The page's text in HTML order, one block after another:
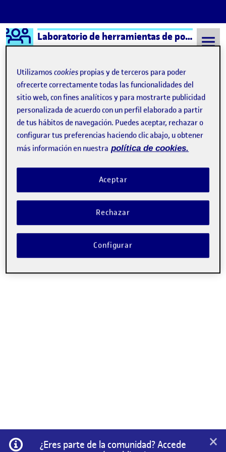
Saltar al contenido
Logo Ágora Laboratorio de herramientas de portafolios aula 6
Semestre 20221 - Aula 6 Andrea Nerea Santacruz Salazar
Andrea Nerea Santacruz
Salazar
Andrea Nerea Santacruz Salazar
Esta es una pequeña anécdota en relación al arte que me sucedió
hace poco: https://vm.tiktok.com/ZMF6KhvBc/ Actividad 6)
Insertar, subir, incorporar o incrustar vídeos a Folio: ¿cómo
hacerlo y qué diferencias hay? …
Información
¿Eres parte de la comunidad? Accede
×
Utilizamoscookies propias y de terceros para poder
ofrecerte correctamente todas las funcionalidades del
sitio web, con fines analíticos y para mostrarte publicidad
personalizada de acuerdo con un perfil elaborado a partir
de tus hábitos de navegación. Puedes aceptar, rechazar o
configurar tus preferencias haciendo clic abajo, u obtener
más información en nuestra política de cookies.
Rechazar
Aceptar
Configurar